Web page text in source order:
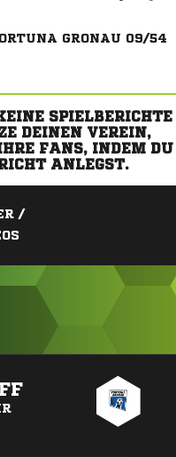
GRONAU 09/54
SPIELBERICHTE
DEINEN VEREIN,
FANS, INDEM DU
ANLEGST.
/